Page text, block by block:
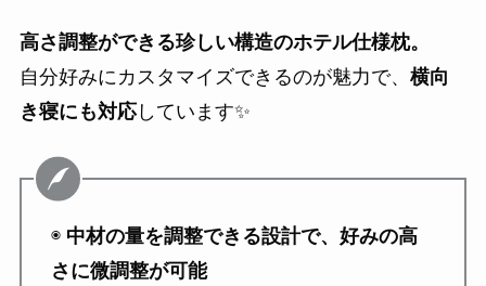
高さ調整ができる珍しい構造のホテル仕様枕。
自分好みにカスタマイズできるのが魅力で、 横向
き寝にも対応しています✨
◉ 中材の量を調整できる設計で、好みの高
さに微調整が可能